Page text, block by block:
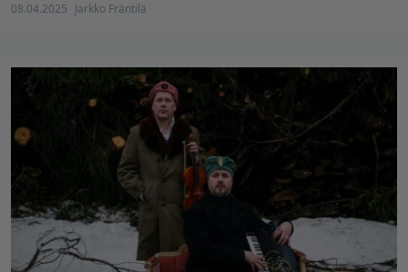
08.04.2025 Jarkko Fräntilä